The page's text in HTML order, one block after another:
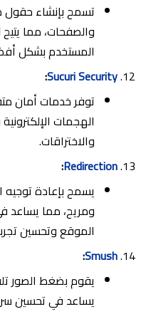
تسمح بإنشاء
والصفحات، مما
المستخدم بشكل
Sucuri Security
:
توفر خدمات أمان
الهجمات
والاختراقات.
Redirection
:
يسمح بإعادة
ومريح، مما يساعد
الموقع وتحسين
Smush
:
يقوم بضغط الصور
يساعد في تحسين